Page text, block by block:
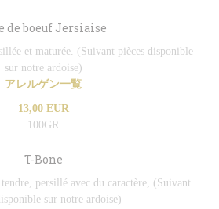
de boeuf Jersiaise
et maturée. (Suivant pièces disponible
sur notre ardoise)
アレルゲン一覧
13,00 EUR
100GR
T-Bone
persillé avec du caractère, (Suivant
sur notre ardoise)